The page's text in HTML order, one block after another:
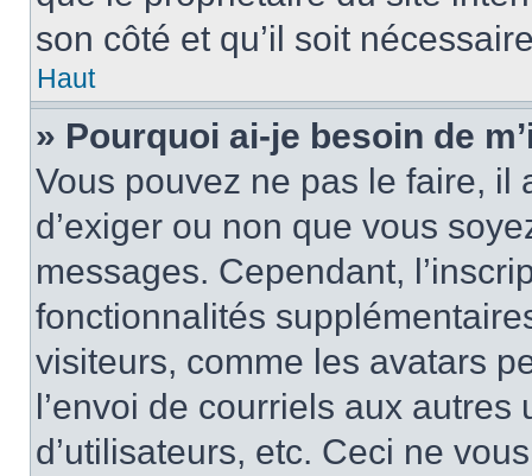
son côté et qu’il soit
Haut
» Pourquoi ai-je besoin de
Vous pouvez ne pas le faire, il
d’exiger ou non que vous
messages. Cependant,
fonctionnalités
visiteurs, comme les avatars
l’envoi de courriels aux
d’utilisateurs, etc. Ceci ne